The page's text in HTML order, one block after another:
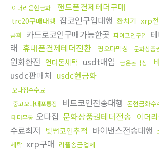
이더리움현금화 핸드폰결제테더구매
trc20구매대행 잡코인구입대행 환치기 xrp
금화 카드로코인구매가능한곳 파이코인구입
래 휴대폰결제테더전환 핑오다믹싱 문화상품
원화환전 언더돈세탁 usdt매입 금은돈믹싱
usdc판매처 usdc현금화
오다집수수료
중고오다대포통장
비트코인전송대행 돈현금화수
테더무통 오다집 문화상품권테더전송 이더
수료최저 빗썸코인추적 바이낸스전송대행
세탁 xrp구매 리플송금업체